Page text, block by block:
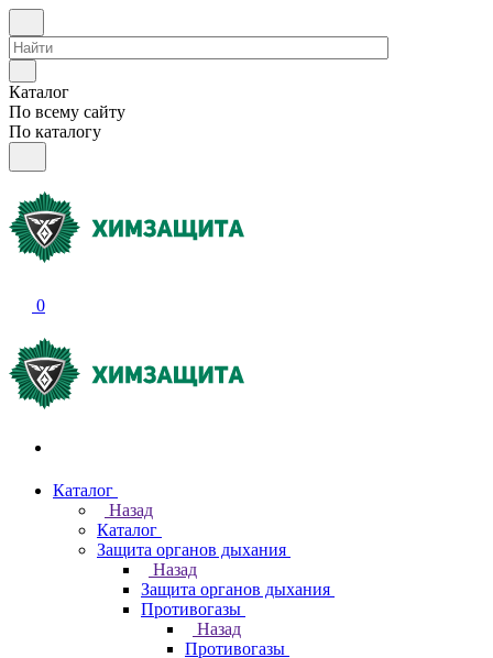
Каталог
По всему сайту
По каталогу
0
Каталог
Назад
Каталог
Защита органов дыхания
Назад
Защита органов дыхания
Противогазы
Назад
Противогазы